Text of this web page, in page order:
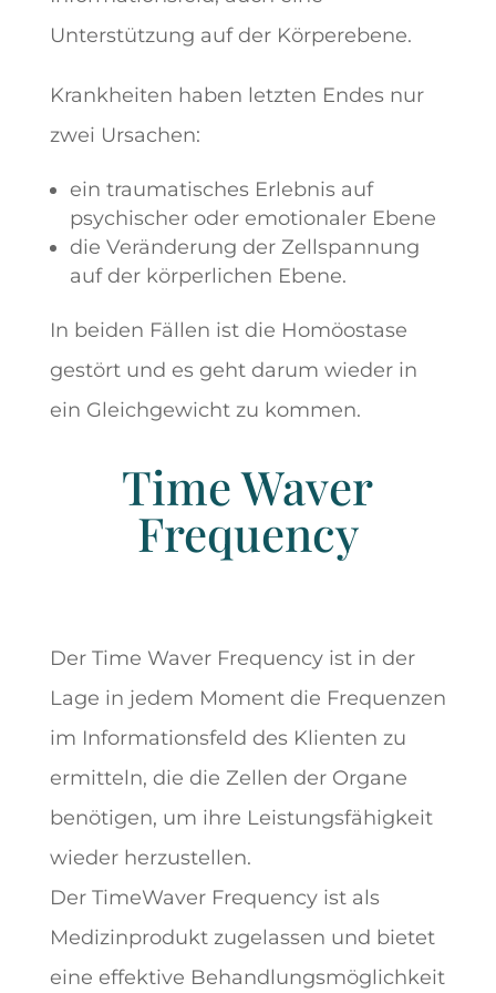
Unterstützung auf der Körperebene.
Krankheiten haben letzten Endes nur
zwei Ursachen:
ein traumatisches Erlebnis auf
psychischer oder emotionaler Ebene
die Veränderung der Zellspannung
auf der körperlichen Ebene.
In beiden Fällen ist die Homöostase
gestört und es geht darum wieder in
ein Gleichgewicht zu kommen.
Time Waver
Frequency
Der Time Waver Frequency ist in der
Lage in jedem Moment die Frequenzen
im Informationsfeld des Klienten zu
ermitteln, die die Zellen der Organe
benötigen, um ihre Leistungsfähigkeit
wieder herzustellen.
Der TimeWaver Frequency ist als
Medizinprodukt zugelassen und bietet
eine effektive Behandlungsmöglichkeit